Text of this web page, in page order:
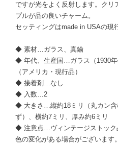
ですが光をよく反射します。クリ
プルが品の良いチャーム。
セッティングはmade in USAの現
◆ 素材…ガラス、真鍮
◆ 年代、生産国…ガラス（1930
（アメリカ・現行品）
◆ 接着剤…なし
◆ 入数…2
◆ 大きさ…縦約18ミリ（丸カン含
ず）、横約7ミリ、厚み約6ミリ
◆ 注意点…ヴィンテージストック
色の変化がある場合がございます